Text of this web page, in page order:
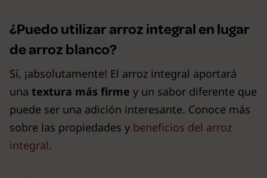
¿Puedo utilizar arroz integral en lugar
de arroz blanco?
Sí, ¡absolutamente! El arroz integral aportará
una textura más firme y un sabor diferente que
puede ser una adición interesante. Conoce más
sobre las propiedades y beneficios del arroz
integral.